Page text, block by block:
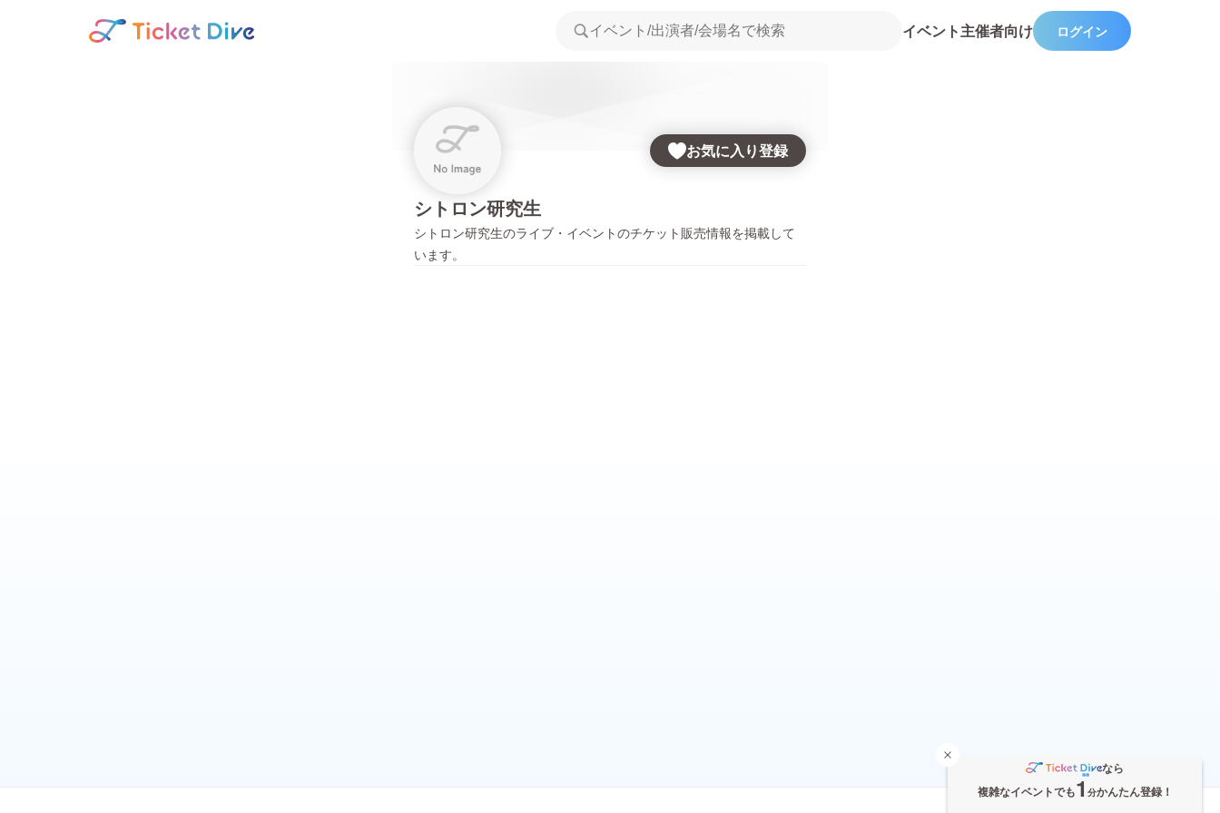
イベント主催者向け ログイン
お気に入り登録
シトロン研究生
シトロン研究生のライブ・イベントのチケット販売情報を掲載して
います。
なら
複雑なイベントでも1 分かんたん登録！